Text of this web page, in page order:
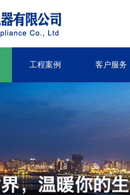
工程案例 客户服务